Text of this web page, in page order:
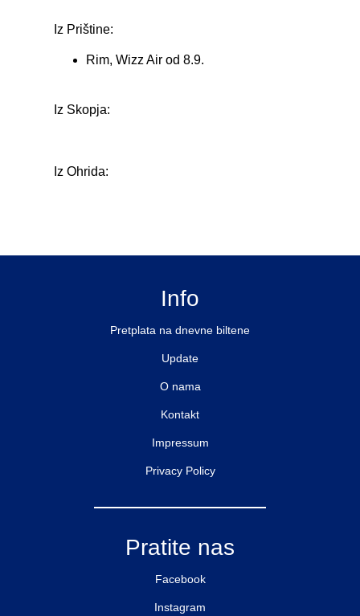
Iz Prištine:
Rim, Wizz Air od 8.9.
Iz Skopja:
Iz Ohrida:
Info
Pretplata na dnevne biltene
Update
O nama
Kontakt
Impressum
Privacy Policy
Pratite nas
Facebook
Instagram